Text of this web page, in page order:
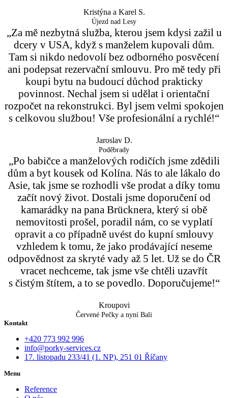
Kristýna a Karel S.
Újezd nad Lesy
„Za mě nezbytná služba, kterou jsem kdysi zažil u
dcery v USA, když s manželem kupovali dům.
Tam si nikdo nedovolí bez odborného posvěcení
ani podepsat rezervační smlouvu. Pro mě tedy při
koupi bytu na budoucí důchod prakticky
povinnost. Nechal jsem si udělat i orientační
rozpočet na rekonstrukci. Byl jsem velmi spokojen
s celkovou službou! Vše profesionální a rychlé!“
Jaroslav D.
Poděbrady
„Po babičce a manželových rodičích jsme zdědili
dům a byt kousek od Kolína. Nás to ale lákalo do
Asie, tak jsme se rozhodli vše prodat a díky tomu
začít nový život. Dostali jsme doporučení od
kamarádky na pana Brücknera, který si obě
nemovitosti prošel, poradil nám, co se vyplatí
opravit a co případně uvést do kupní smlouvy
vzhledem k tomu, že jako prodávající neseme
odpovědnost za skryté vady až 5 let. Už se do ČR
vracet nechceme, tak jsme vše chtěli uzavřít
s čistým štítem, a to se povedlo. Doporučujeme!“
Kroupovi
Červené Pečky a nyní Bali
Kontakt
+420 773 992 996
info@porky-services.cz
17. listopadu 233/41 (1. NP), 251 01 Říčany
Menu
Reference